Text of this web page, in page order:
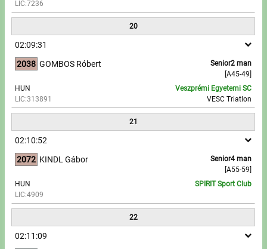
LIC:7236
20
02:09:31
2038
Senior2 man
[A45-49]
GOMBOS Róbert
HUN
LIC:313891
Veszprémi Egyetemi SC
VESC Triatlon
21
02:10:52
2072
Senior4 man
[A55-59]
KINDL Gábor
HUN
LIC:4909
SPIRIT Sport Club
22
02:11:09